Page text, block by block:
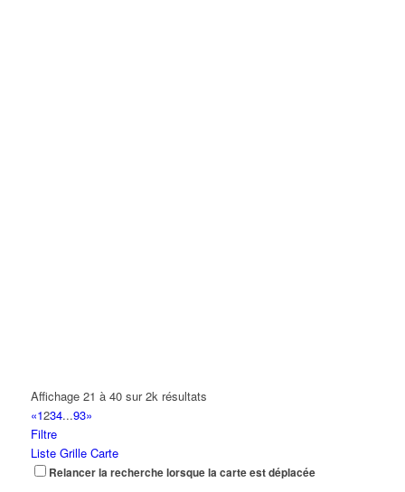
Affichage 21 à 40 sur 2k résultats
«1234...93»
Filtre
Liste Grille Carte
Relancer la recherche lorsque la carte est déplacée